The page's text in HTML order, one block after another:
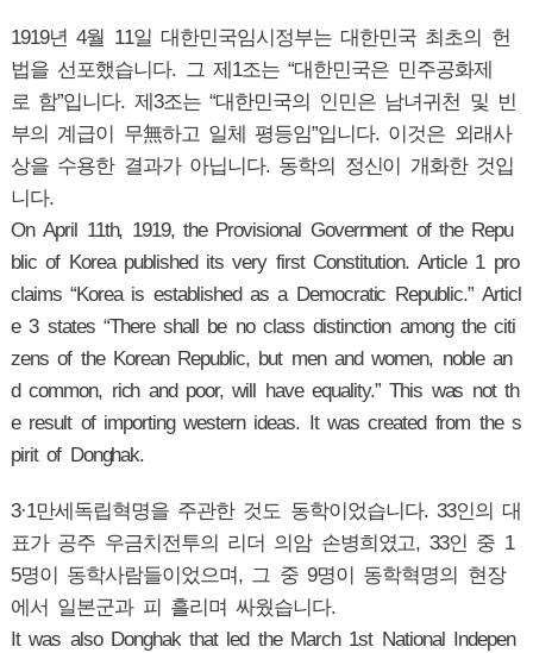
1919년 4월 11일 대한민국임시정부는 대한민국 최초의 헌
법을 선포했습니다. 그 제1조는 “대한민국은 민주공화제
로 함”입니다. 제3조는 “대한민국의 인민은 남녀귀천 및 빈
부의 계급이 무無하고 일체 평등임”입니다. 이것은 외래사
상을 수용한 결과가 아닙니다. 동학의 정신이 개화한 것입
니다.
On April 11th, 1919, the Provisional Government of the Repu
blic of Korea published its very first Constitution. Article 1 pro
claims “Korea is established as a Democratic Republic.” Articl
e 3 states “There shall be no class distinction among the citi
zens of the Korean Republic, but men and women, noble an
d common, rich and poor, will have equality.” This was not th
e result of importing western ideas. It was created from the s
pirit of Donghak.
3·1만세독립혁명을 주관한 것도 동학이었습니다. 33인의 대
표가 공주 우금치전투의 리더 의암 손병희였고, 33인 중 1
5명이 동학사람들이었으며, 그 중 9명이 동학혁명의 현장
에서 일본군과 피 흘리며 싸웠습니다.
It was also Donghak that led the March 1st National Indepen